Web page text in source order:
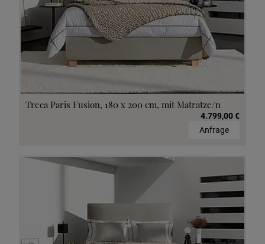
Treca Paris Fusion, 180 x 200 cm, mit Matratze/n
4.799,00 €
Anfrage